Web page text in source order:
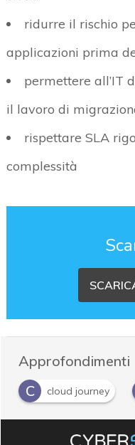
ridurre il rischio
applicazioni prima
permettere all’IT
il lavoro di
rispettare SLA
complessità
Approfondimenti
C
cloud journey